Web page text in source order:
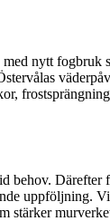
nytt fogbruk
behov. Därefter
uppföljning.
stärker